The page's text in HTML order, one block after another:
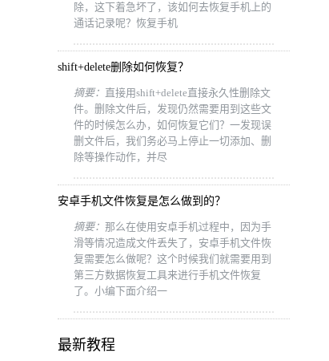
除，这下着急坏了，该如何去恢复手机上的
通话记录呢？恢复手机
shift+delete删除如何恢复？
摘要： 直接用shift+delete直接永久性删除文
件。删除文件后，发现仍然需要用到这些文
件的时候怎么办，如何恢复它们？一发现误
删文件后，我们务必马上停止一切添加、删
除等操作动作，并尽
安卓手机文件恢复是怎么做到的？
摘要： 那么在使用安卓手机过程中，因为手
滑等情况造成文件丢失了，安卓手机文件恢
复需要怎么做呢？这个时候我们就需要用到
第三方数据恢复工具来进行手机文件恢复
了。小编下面介绍一
最新教程